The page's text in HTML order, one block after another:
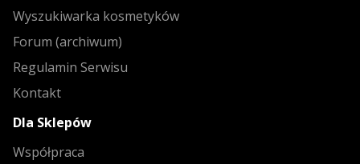
Wyszukiwarka kosmetyków
Forum (archiwum)
Regulamin Serwisu
Kontakt
Dla Sklepów
Współpraca